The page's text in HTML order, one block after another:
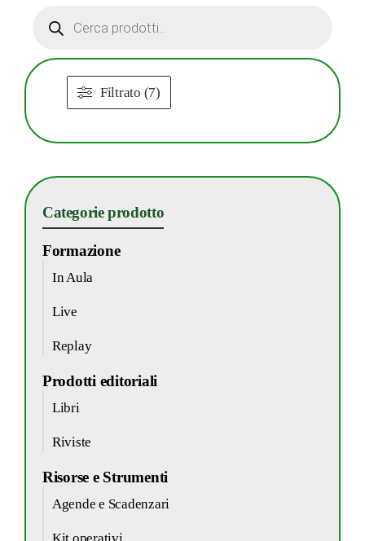
search
Filtrato (7)
Categorie prodotto
Formazione
In Aula
Live
Replay
Prodotti editoriali
Libri
Riviste
Risorse e Strumenti
Agende e Scadenzari